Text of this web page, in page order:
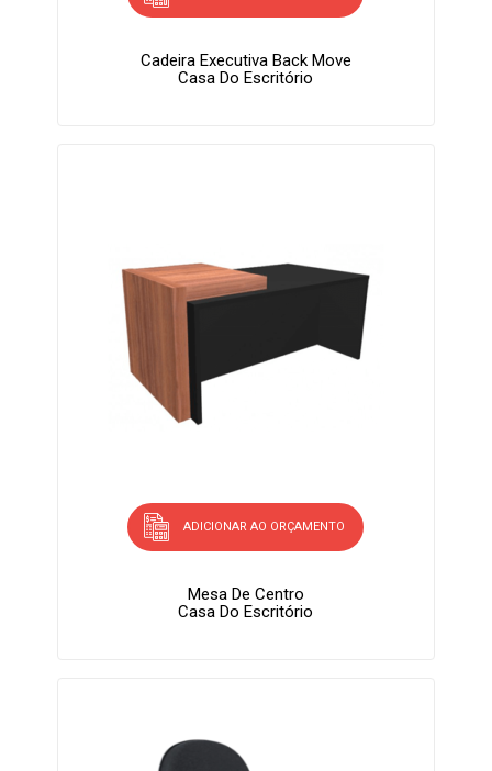
Cadeira Executiva Back Move
Casa Do Escritório
ADICIONAR AO ORÇAMENTO
Mesa De Centro
Casa Do Escritório